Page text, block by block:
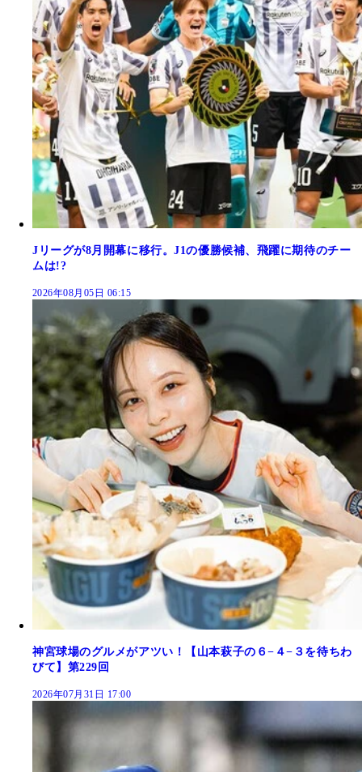
Jリーグが8月開幕に移行。J1の優勝候補、飛躍に期待のチー
ムは!?
2026年08月05日 06:15
神宮球場のグルメがアツい！【山本萩子の６−４−３を待ちわ
びて】第229回
2026年07月31日 17:00